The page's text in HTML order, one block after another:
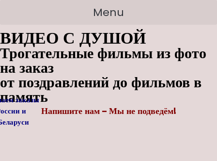
Menu
ВИДЕО С ДУШОЙ
Трогательные фильмы из фото
на заказ
от поздравлений до фильмов в
память
заказы
и
Напишите нам – Мы не подведём!